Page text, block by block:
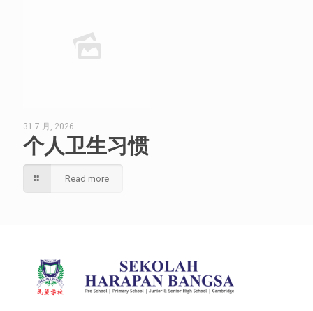
31 7 月, 2026
个人卫生习惯
Read more